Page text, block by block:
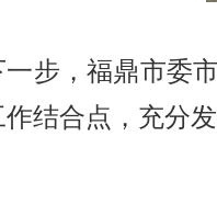
一步，福鼎市委
结合点，充分